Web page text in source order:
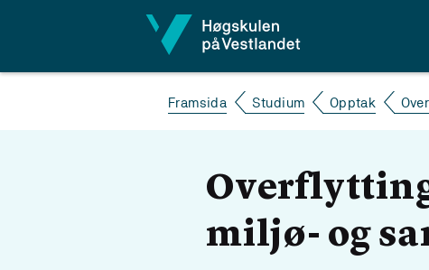
Framsida Studium Opptak
miljø- og